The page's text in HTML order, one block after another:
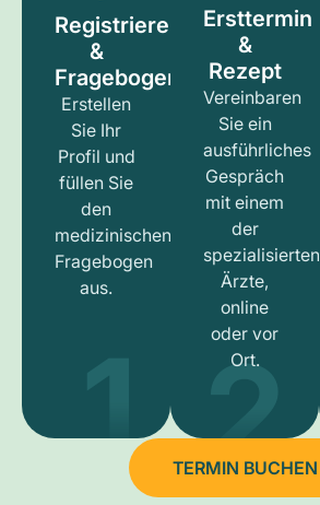
Registrieren
&
Fragebogen
Erstellen
Sie Ihr
Profil und
füllen Sie
den
medizinischen
Fragebogen
aus.
1
Ersttermin
&
Rezept
Vereinbaren
Sie ein
ausführliches
Gespräch
mit einem
der
spezialisierten
Ärzte,
online
oder vor
Ort.
2
TERMIN BUCHEN